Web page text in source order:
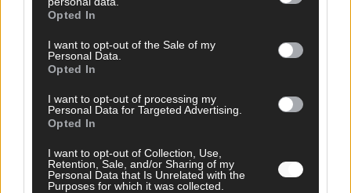
Opted In
I want to opt-out of the Sale of my
Personal Data.
Opted In
I want to opt-out of processing my
Personal Data for Targeted Advertising.
Opted In
I want to opt-out of Collection, Use,
Retention, Sale, and/or Sharing of my
Personal Data that Is Unrelated with the
Purposes for which it was collected.
aufgestiegen – alle 25 Acts im Kurzcheck
JJ hat den Abend gerettet – der Rest des ESC-Halbfinales
war solide, aber kein Feuerwerk
Mai 2026